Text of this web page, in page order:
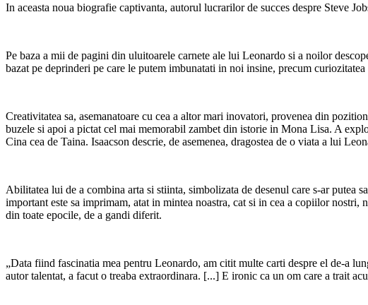
In aceasta noua biografie captivanta, autorul lucrarilor de succes despre Steve
Pe baza a mii de pagini din uluitoarele carnete ale lui Leonardo si a noilor
bazat pe deprinderi pe care le putem imbunatati in noi insine, precum
Creativitatea sa, asemanatoare cu cea a altor mari inovatori, provenea din
buzele si apoi a pictat cel mai memorabil zambet din istorie in Mona Lisa. A
Cina cea de Taina. Isaacson descrie, de asemenea, dragostea de o viata a lui
Abilitatea lui de a combina arta si stiinta, simbolizata de desenul care s-ar putea
important este sa imprimam, atat in mintea noastra, cat si in cea a copiilor
din toate epocile, de a gandi diferit.
„Data fiind fascinatia mea pentru Leonardo, am citit multe carti despre el de-a
autor talentat, a facut o treaba extraordinara. [...] E ironic ca un om care a trait